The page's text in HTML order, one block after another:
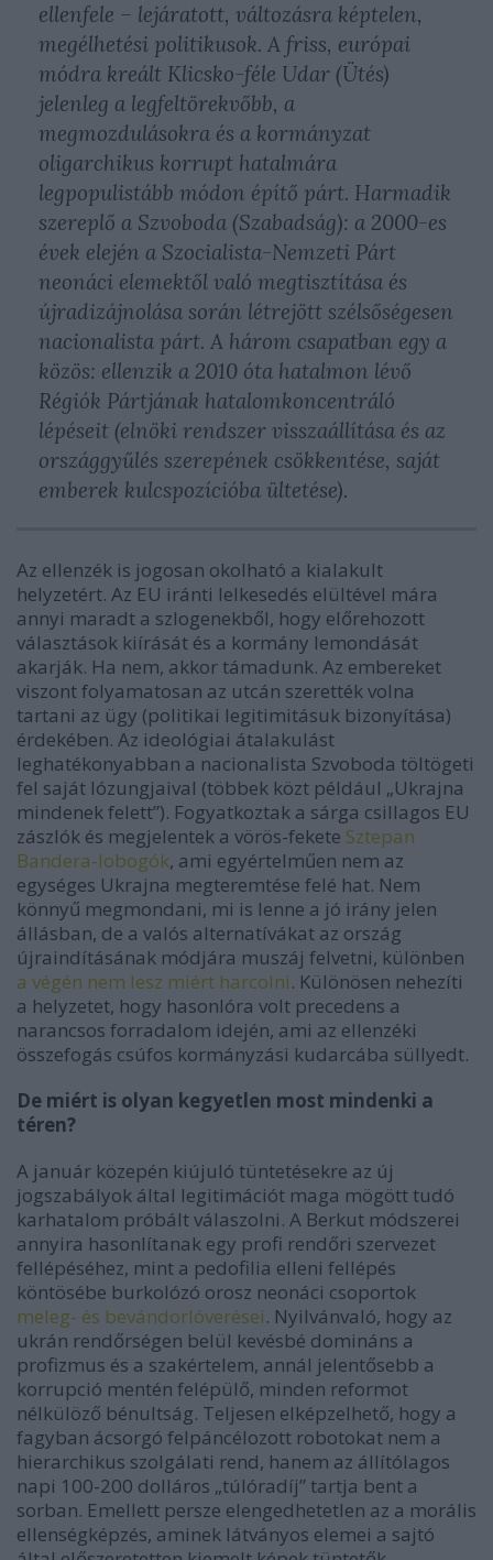
ellenfele – lejáratott, változásra képtelen,
megélhetési politikusok. A friss, európai
módra kreált Klicsko-féle Udar (Ütés)
jelenleg a legfeltörekvőbb, a
megmozdulásokra és a kormányzat
oligarchikus korrupt hatalmára
legpopulistább módon építő párt. Harmadik
szereplő a Szvoboda (Szabadság): a 2000-es
évek elején a Szocialista-Nemzeti Párt
neonáci elemektől való megtisztítása és
újradizájnolása során létrejött szélsőségesen
nacionalista párt. A három csapatban egy a
közös: ellenzik a 2010 óta hatalmon lévő
Régiók Pártjának hatalomkoncentráló
lépéseit (elnöki rendszer visszaállítása és az
országgyűlés szerepének csökkentése, saját
emberek kulcspozícióba ültetése).
Az ellenzék is jogosan okolható a kialakult
helyzetért. Az EU iránti lelkesedés elültével mára
annyi maradt a szlogenekből, hogy előrehozott
választások kiírását és a kormány lemondását
akarják. Ha nem, akkor támadunk. Az embereket
viszont folyamatosan az utcán szerették volna
tartani az ügy (politikai legitimitásuk bizonyítása)
érdekében. Az ideológiai átalakulást
leghatékonyabban a nacionalista Szvoboda töltögeti
fel saját lózungjaival (többek közt például „Ukrajna
mindenek felett”). Fogyatkoztak a sárga csillagos EU
zászlók és megjelentek a vörös-fekete Sztepan
Bandera-lobogók, ami egyértelműen nem az
egységes Ukrajna megteremtése felé hat. Nem
könnyű megmondani, mi is lenne a jó irány jelen
állásban, de a valós alternatívákat az ország
újraindításának módjára muszáj felvetni, különben
a végén nem lesz miért harcolni. Különösen nehezíti
a helyzetet, hogy hasonlóra volt precedens a
narancsos forradalom idején, ami az ellenzéki
összefogás csúfos kormányzási kudarcába süllyedt.
De miért is olyan kegyetlen most mindenki a
téren?
A január közepén kiújuló tüntetésekre az új
jogszabályok által legitimációt maga mögött tudó
karhatalom próbált válaszolni. A Berkut módszerei
annyira hasonlítanak egy profi rendőri szervezet
fellépéséhez, mint a pedofilia elleni fellépés
köntösébe burkolózó orosz neonáci csoportok
meleg- és bevándorlóverései. Nyilvánvaló, hogy az
ukrán rendőrségen belül kevésbé domináns a
profizmus és a szakértelem, annál jelentősebb a
korrupció mentén felépülő, minden reformot
nélkülöző bénultság. Teljesen elképzelhető, hogy a
fagyban ácsorgó felpáncélozott robotokat nem a
hierarchikus szolgálati rend, hanem az állítólagos
napi 100-200 dolláros „túlóradíj” tartja bent a
sorban. Emellett persze elengedhetetlen az a morális
ellenségképzés, aminek látványos elemei a sajtó